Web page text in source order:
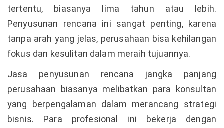
tertentu, biasanya lima tahun atau lebih.
Penyusunan rencana ini sangat penting, karena
tanpa arah yang jelas, perusahaan bisa kehilangan
fokus dan kesulitan dalam meraih tujuannya.
Jasa penyusunan rencana jangka panjang
perusahaan biasanya melibatkan para konsultan
yang berpengalaman dalam merancang strategi
bisnis. Para profesional ini bekerja dengan